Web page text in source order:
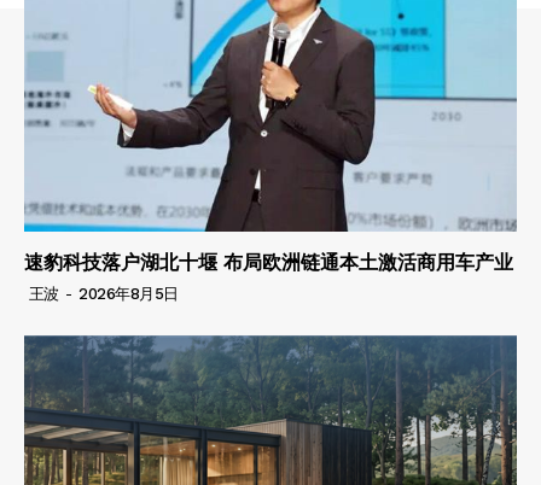
速豹科技落户湖北十堰 布局欧洲链通本土激活商用车产业
王波 - 2026年8月5日